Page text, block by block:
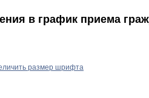
в график приема